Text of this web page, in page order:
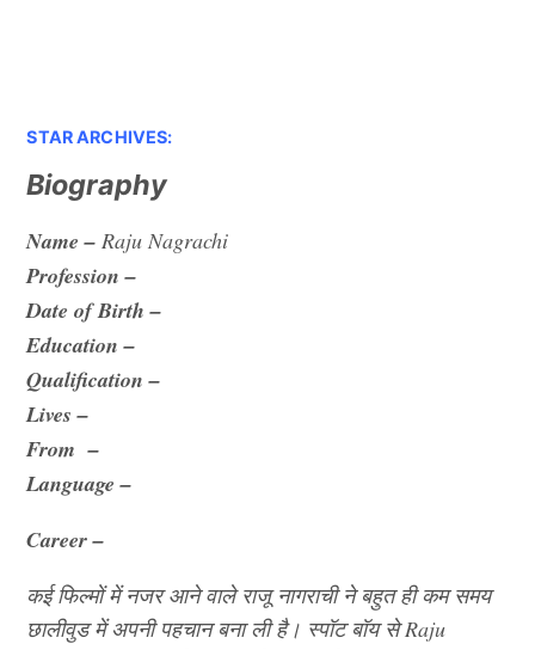
STAR ARCHIVES:
Biography
Name –Raju Nagrachi
Profession –
Date of Birth –
Education –
Qualification –
Lives –
From –
Language –
Career –
कई फिल्मों में नजर आने वाले राजू नागराची ने बहुत ही कम समय
छालीवुड में अपनी पहचान बना ली है। स्पॉट बॉय से Raju